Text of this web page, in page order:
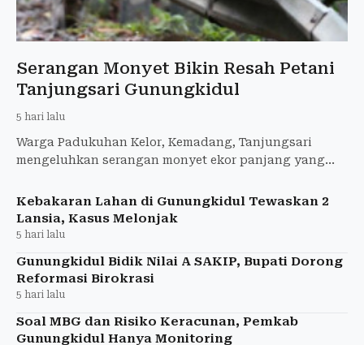
Serangan Monyet Bikin Resah Petani
Tanjungsari Gunungkidul
5 hari lalu
Warga Padukuhan Kelor, Kemadang, Tanjungsari
mengeluhkan serangan monyet ekor panjang yang
gagal panen.
Kebakaran Lahan di Gunungkidul Tewaskan 2
Lansia, Kasus Melonjak
5 hari lalu
Gunungkidul Bidik Nilai A SAKIP, Bupati Dorong
Reformasi Birokrasi
5 hari lalu
Soal MBG dan Risiko Keracunan, Pemkab
Gunungkidul Hanya Monitoring